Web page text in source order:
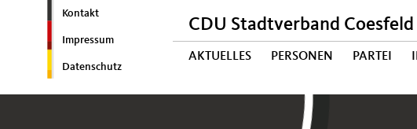
Kontakt
Impressum
Datenschutz
CDU Stadtverband Coesfeld
AKTUELLES PERSONEN PARTEI